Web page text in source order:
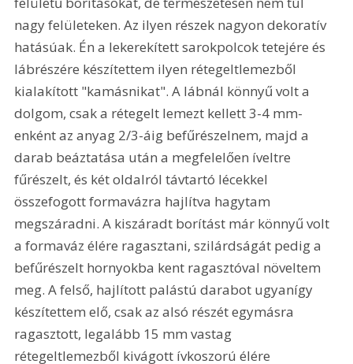
nagy felületeken. Az ilyen részek nagyon dekoratív
hatásúak. Én a lekerekített sarokpolcok tetejére és
lábrészére készítettem ilyen rétegeltlemezből
kialakított "kamásnikat". A lábnál könnyű volt a
dolgom, csak a rétegelt lemezt kellett 3-4 mm-
enként az anyag 2/3-áig befűrészelnem, majd a
darab beáztatása után a megfelelően íveltre
fűrészelt, és két oldalról távtartó lécekkel
összefogott formavázra hajlítva hagytam
megszáradni. A kiszáradt borítást már könnyű volt
a formaváz élére ragasztani, szilárdságát pedig a
befűrészelt hornyokba kent ragasztóval növeltem
meg. A felső, hajlított palástú darabot ugyanígy
készítettem elő, csak az alsó részét egymásra
ragasztott, legalább 15 mm vastag
rétegeltlemezből kivágott ívkoszorú élére